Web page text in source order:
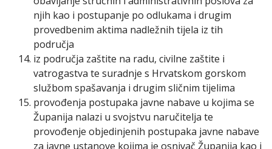
njih kao i postupanje po odlukama i drugim
provedbenim aktima nadležnih tijela iz tih
područja
iz područja zaštite na radu, civilne zaštite i
vatrogastva te suradnje s Hrvatskom gorskom
službom spašavanja i drugim sličnim tijelima
provođenja postupaka javne nabave u kojima se
Županija nalazi u svojstvu naručitelja te
provođenje objedinjenih postupaka javne nabave
za javne ustanove kojima je osnivač Županija kao i